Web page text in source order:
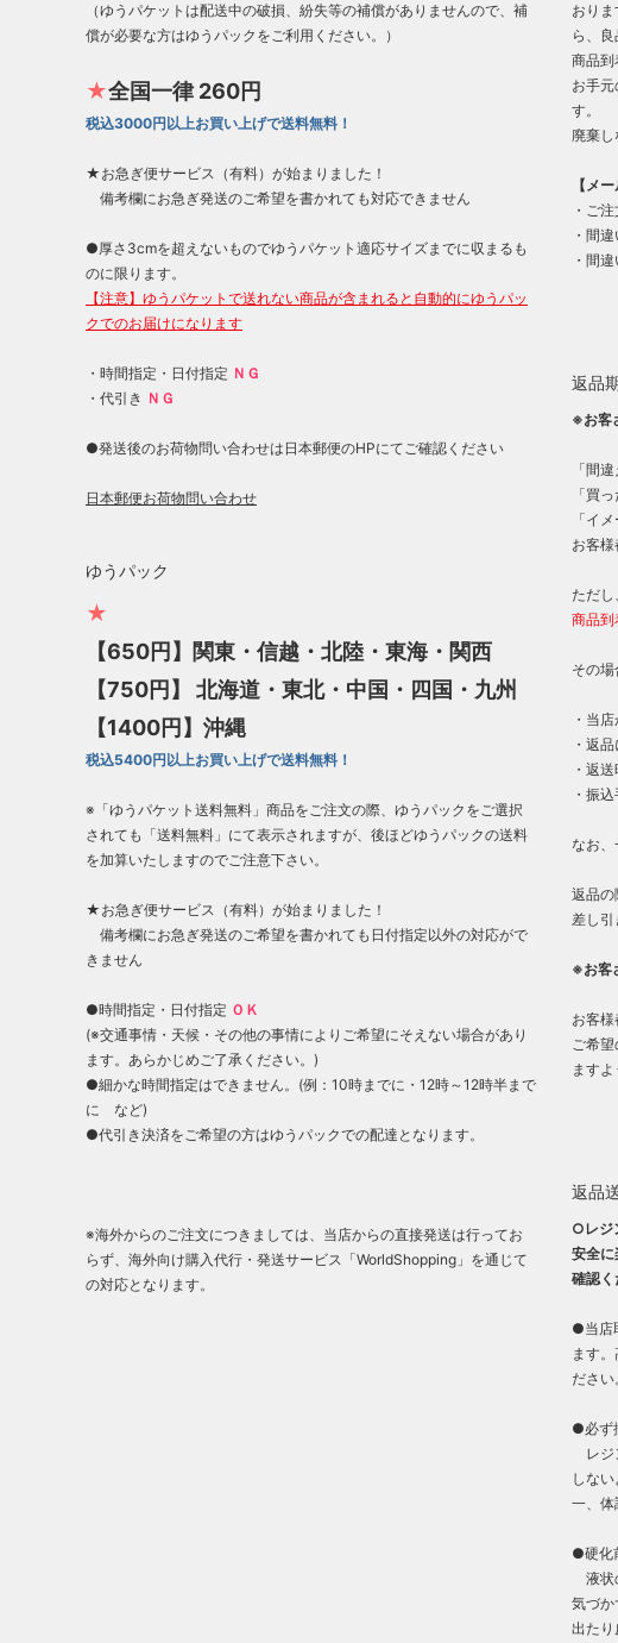
（ゆうパケットは配送中の破損、紛失等の補償がありませんので、補
償が必要な方はゆうパックをご利用ください。）
★全国一律 260円
税込3000円以上お買い上げで送料無料！
★お急ぎ便サービス（有料）が始まりました！
備考欄にお急ぎ発送のご希望を書かれても対応できません
●厚さ3cmを超えないものでゆうパケット適応サイズまでに収まるも
のに限ります。
【注意】ゆうパケットで送れない商品が含まれると自動的にゆうパッ
クでのお届けになります
・時間指定・日付指定 ＮＧ
・代引き ＮＧ
●発送後のお荷物問い合わせは日本郵便のHPにてご確認ください
日本郵便お荷物問い合わせ
ゆうパック
★
【650円】関東・信越・北陸・東海・関西
【750円】 北海道・東北・中国・四国・九州
【1400円】沖縄
税込5400円以上お買い上げで送料無料！
※「ゆうパケット送料無料」商品をご注文の際、ゆうパックをご選択
されても「送料無料」にて表示されますが、後ほどゆうパックの送料
を加算いたしますのでご注意下さい。
★お急ぎ便サービス（有料）が始まりました！
備考欄にお急ぎ発送のご希望を書かれても日付指定以外の対応がで
きません
●時間指定・日付指定 ＯＫ
(※交通事情・天候・その他の事情によりご希望にそえない場合があり
ます。あらかじめご了承ください。)
●細かな時間指定はできません。(例：10時までに・12時～12時半まで
に など)
●代引き決済をご希望の方はゆうパックでの配達となります。
※海外からのご注文につきましては、当店からの直接発送は行ってお
らず、海外向け購入代行・発送サービス「WorldShopping」を通じて
の対応となります。
おり
ら、
商品到
お手
す。
廃棄し
【メ
・ご
・間
・間
返品
※お客
「間
「買
「イ
お客様
ただし
商品到
その場
・当
・返
・返
・振
なお、
返品の
差し引
※お客
お客様
ご希
ますよ
返品
○レジ
安全に
確認く
●当店
ます
ださい
●必ず
レジ
しな
一、体
●硬化
液状
気づか
出たり